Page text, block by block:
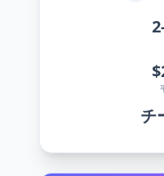
チ